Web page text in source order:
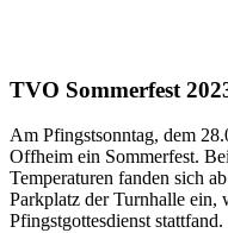
TVO Sommerfest
Am Pfingstsonntag, dem
Offheim ein Sommerfest.
Temperaturen fanden sich
Parkplatz der Turnhalle ein,
Pfingstgottesdienst stattfand.